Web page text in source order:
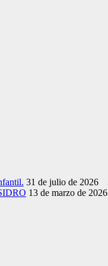
31 de julio de 2026
13 de marzo de 2026